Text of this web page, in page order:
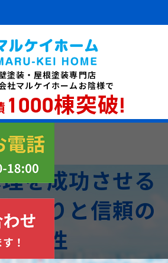
塗装・屋根塗装専門店
社マルケイホームお陰様で
1000棟突破!
を成功させる
もりと信頼の
重要性